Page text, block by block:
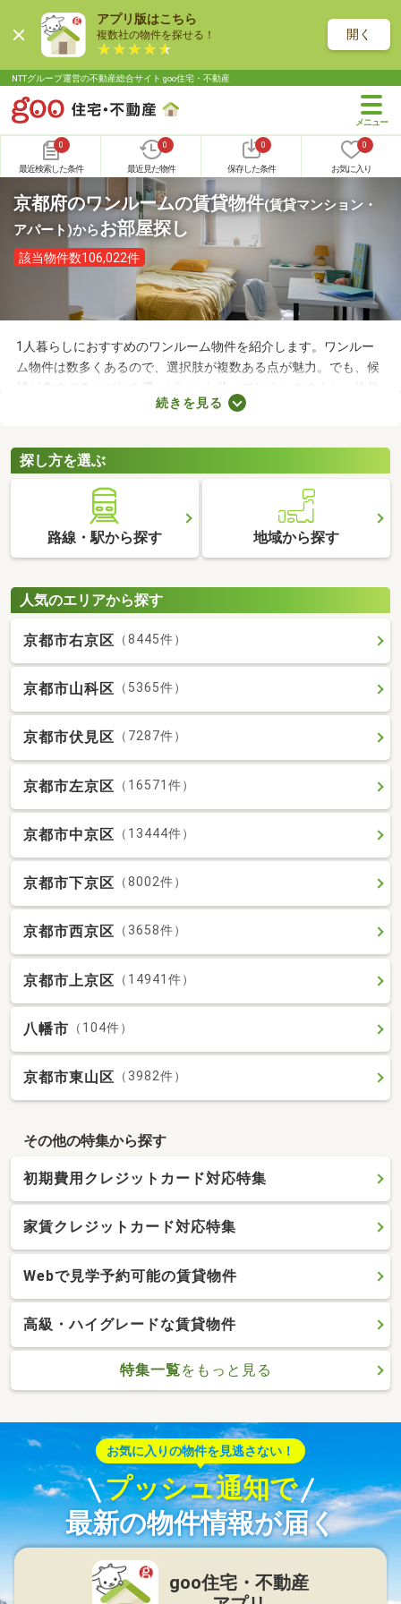
アプリ版はこちら
複数社の物件を探せる！ 開く
NTTグループ運営の不動産総合サイト goo住宅・不動産
0
最近検索した条件
0
最近見た物件
0
保存した条件
0
お気に入り
京都府のワンルームの賃貸物件(賃貸マンション・
アパート)からお部屋探し
該当物件数106,022件
1人暮らしにおすすめのワンルーム物件を紹介します。ワンルー
ム物件は数多くあるので、選択肢が複数ある点が魅力。でも、候
補が多すぎるとどれを選べばいいか迷ってしまいますよね。物件
を選ぶときは、間取り・設備・家賃などをチェックすることがお
を見つけましょう。
続きを見る
探し方を選ぶ
路線・駅から探す 地域から探す
人気のエリアから探す
京都市右京区 （8445件）
京都市山科区 （5365件）
京都市伏見区 （7287件）
京都市左京区 （16571件）
京都市中京区 （13444件）
京都市下京区 （8002件）
京都市西京区 （3658件）
京都市上京区 （14941件）
八幡市 （104件）
京都市東山区 （3982件）
その他の特集から探す
初期費用クレジットカード対応特集
家賃クレジットカード対応特集
Webで見学予約可能の賃貸物件
高級・ハイグレードな賃貸物件
特集一覧をもっと見る
お気に入りの物件を見逃さない！
プッシュ通知で
最新の物件情報が届く
goo住宅・不動産